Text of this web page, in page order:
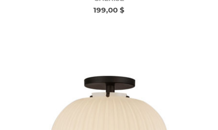
199,00 $